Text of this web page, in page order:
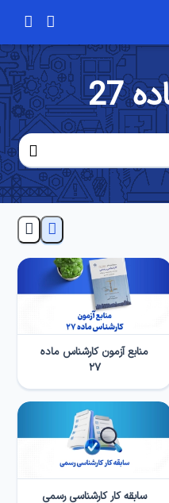
27
منابع آزمون کارشناس ماده
۲۷
سابقه کار کارشناسی رسمی